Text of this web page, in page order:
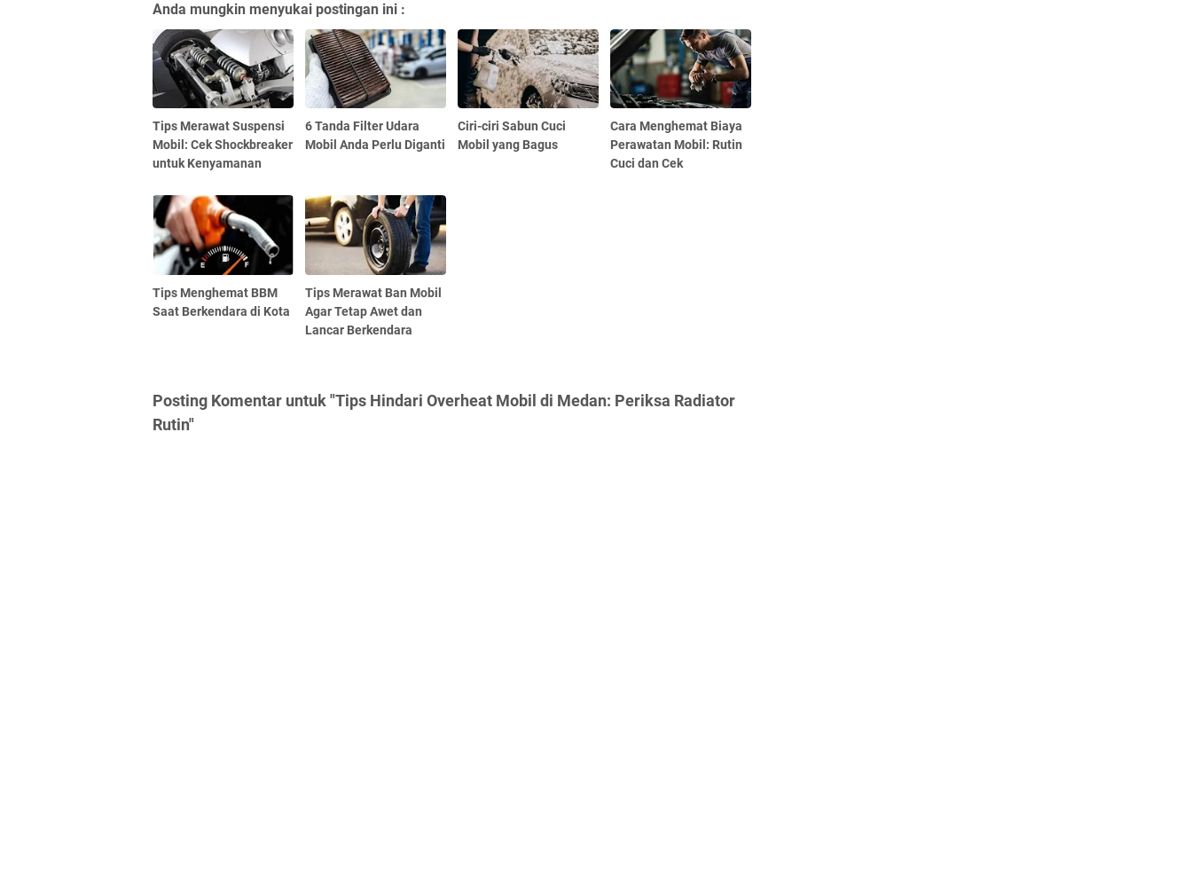
Anda mungkin menyukai postingan ini :
Tips Merawat Suspensi
Mobil: Cek Shockbreaker
untuk Kenyamanan
6 Tanda Filter Udara
Mobil Anda Perlu Diganti
Ciri-ciri Sabun Cuci
Mobil yang Bagus
Cara Menghemat Biaya
Perawatan Mobil: Rutin
Cuci dan Cek
Tips Menghemat BBM
Saat Berkendara di Kota
Tips Merawat Ban Mobil
Agar Tetap Awet dan
Lancar Berkendara
Posting Komentar untuk "Tips Hindari Overheat Mobil di Medan: Periksa Radiator
Rutin"